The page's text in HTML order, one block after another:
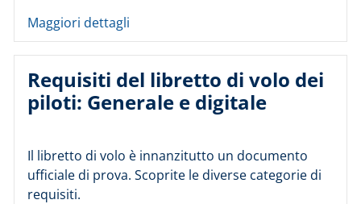
Maggiori dettagli
Requisiti del libretto di volo dei
piloti: Generale e digitale
Il libretto di volo è innanzitutto un documento
ufficiale di prova. Scoprite le diverse categorie di
requisiti.